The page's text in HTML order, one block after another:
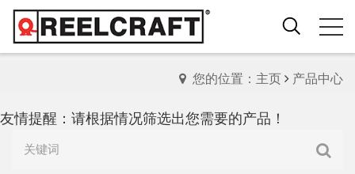
您的位置：主页 产品中心
友情提醒：请根据情况筛选出您需要的产品！